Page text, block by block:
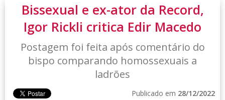
Bissexual e ex-ator da Record,
Igor Rickli critica Edir Macedo
Postagem foi feita após comentário do
bispo comparando homossexuais a
ladrões
Publicado em 28/12/2022